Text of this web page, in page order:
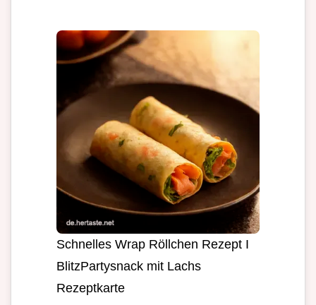
Schnelles Wrap Röllchen Rezept I
BlitzPartysnack mit Lachs
Rezeptkarte